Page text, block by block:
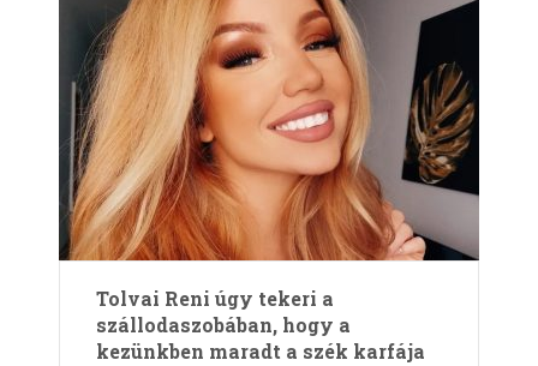
Tolvai Reni úgy tekeri a
szállodaszobában, hogy a
kezünkben maradt a szék karfája